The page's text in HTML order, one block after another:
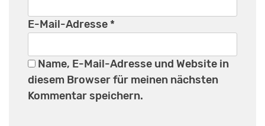
E-Mail-Adresse *
Name, E-Mail-Adresse und Website in
diesem Browser für meinen nächsten
Kommentar speichern.